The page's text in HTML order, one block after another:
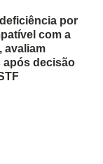
por
com a
avaliam
após decisão